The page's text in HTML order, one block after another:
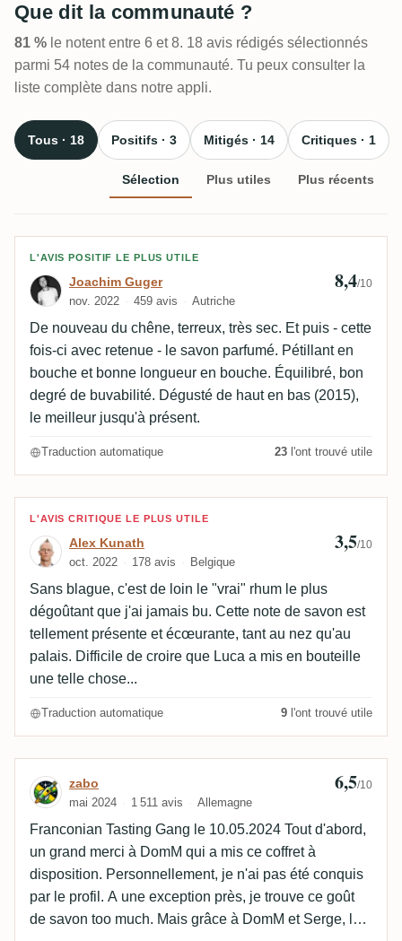
Que dit la communauté ?
81 % le notent entre 6 et 8. 18 avis rédigés sélectionnés
parmi 54 notes de la communauté. Tu peux consulter la
liste complète dans notre appli.
Tous · 18 Positifs · 3 Mitigés · 14 Critiques · 1
Sélection Plus utiles Plus récents
Avis de Joachim Guger
L'AVIS POSITIF LE PLUS UTILE
Joachim Guger
nov. 2022 459 avis Autriche
8,4/10
De nouveau du chêne, terreux, très sec. Et puis - cette
fois-ci avec retenue - le savon parfumé. Pétillant en
bouche et bonne longueur en bouche. Équilibré, bon
degré de buvabilité. Dégusté de haut en bas (2015),
le meilleur jusqu'à présent.
Traduction automatique 23 l'ont trouvé utile
Avis de Alex Kunath
L'AVIS CRITIQUE LE PLUS UTILE
Alex Kunath
oct. 2022 178 avis Belgique
3,5/10
Sans blague, c'est de loin le "vrai" rhum le plus
dégoûtant que j'ai jamais bu. Cette note de savon est
tellement présente et écœurante, tant au nez qu'au
palais. Difficile de croire que Luca a mis en bouteille
une telle chose...
Traduction automatique 9 l'ont trouvé utile
Avis de zabo
zabo
mai 2024 1 511 avis Allemagne
6,5/10
Franconian Tasting Gang le 10.05.2024 Tout d'abord,
un grand merci à DomM qui a mis ce coffret à
disposition. Personnellement, je n'ai pas été conquis
par le profil. A une exception près, je trouve ce goût
de savon too much. Mais grâce à DomM et Serge, les